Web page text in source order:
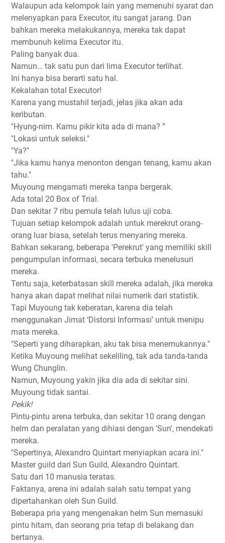
Walaupun ada kelompok lain yang memenuhi syarat dan
melenyapkan para Executor, itu sangat jarang. Dan
bahkan mereka melakukannya, mereka tak dapat
membunuh kelima Executor itu.
Paling banyak dua.
Namun… tak satu pun dari lima Executor terlihat.
Ini hanya bisa berarti satu hal.
Kekalahan total Executor!
Karena yang mustahil terjadi, jelas jika akan ada
keributan.
"Hyung-nim. Kamu pikir kita ada di mana? ”
"Lokasi untuk seleksi."
"Ya?"
"Jika kamu hanya menonton dengan tenang, kamu akan
tahu."
Muyoung mengamati mereka tanpa bergerak.
Ada total 20 Box of Trial.
Dan sekitar 7 ribu pemula telah lulus uji coba.
Tujuan setiap kelompok adalah untuk merekrut orang-
orang luar biasa, setelah terus menyaring mereka.
Bahkan sekarang, beberapa 'Perekrut' yang memiliki skill
pengumpulan informasi, secara terbuka menelusuri
mereka.
Tentu saja, keterbatasan skill mereka adalah, jika mereka
hanya akan dapat melihat nilai numerik dari statistik.
Tapi Muyoung tak keberatan, karena dia telah
menggunakan Jimat ‘Distorsi Informasi’ untuk menipu
mata mereka.
"Seperti yang diharapkan, aku tak bisa menemukannya."
Ketika Muyoung melihat sekeliling, tak ada tanda-tanda
Wung Chunglin.
Namun, Muyoung yakin jika dia ada di sekitar sini.
Muyoung tidak santai.
Pekik!
Pintu-pintu arena terbuka, dan sekitar 10 orang dengan
helm dan peralatan yang dihiasi dengan 'Sun', mendekati
mereka.
"Sepertinya, Alexandro Quintart menyiapkan acara ini."
Master guild dari Sun Guild, Alexandro Quintart.
Satu dari 10 manusia teratas.
Faktanya, arena ini adalah salah satu tempat yang
dipertahankan oleh Sun Guild.
Beberapa pria yang mengenakan helm Sun memasuki
pintu hitam, dan seorang pria tetap di belakang dan
bertanya.